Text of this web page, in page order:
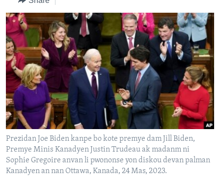
Search
Learning English
SUIV NOU
Languages
Prezidan Joe Biden kanpe bo kote premye dam Jill Biden,
Premye Minis Kanadyen Justin Trudeau ak madanm ni
Sophie Gregoire anvan li pwononse yon diskou devan palman
Kanadyen an nan Ottawa, Kanada, 24 Mas, 2023.